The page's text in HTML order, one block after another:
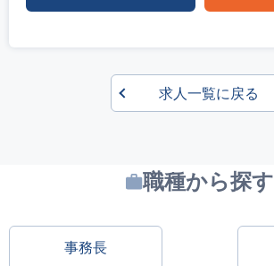
求人一覧に戻る
職種から探す
事務長